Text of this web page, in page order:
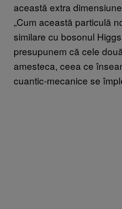
această extra
„Cum această particulă
similare cu bosonul
presupunem că cele
amesteca, ceea ce
cuantic-mecanice se